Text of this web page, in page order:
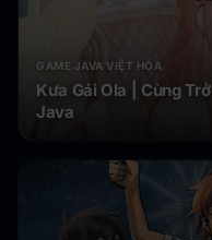
GAME JAVA VIỆT HÓA
Kưa Gái Ola | Cùng
Java